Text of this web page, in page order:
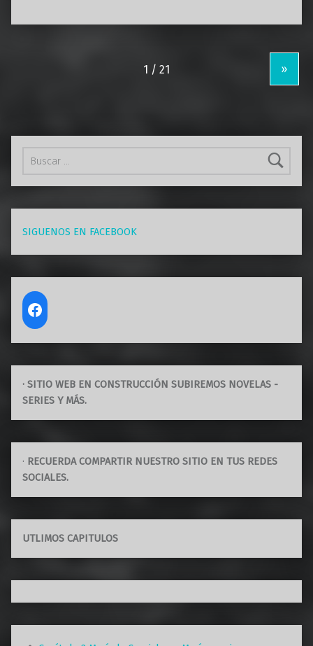
»
SIGUENOS EN FACEBOOK
· SITIO WEB EN CONSTRUCCIÓN SUBIREMOS NOVELAS -
SERIES Y MÁS.
· RECUERDA COMPARTIR NUESTRO SITIO EN TUS REDES
SOCIALES.
UTLIMOS CAPITULOS